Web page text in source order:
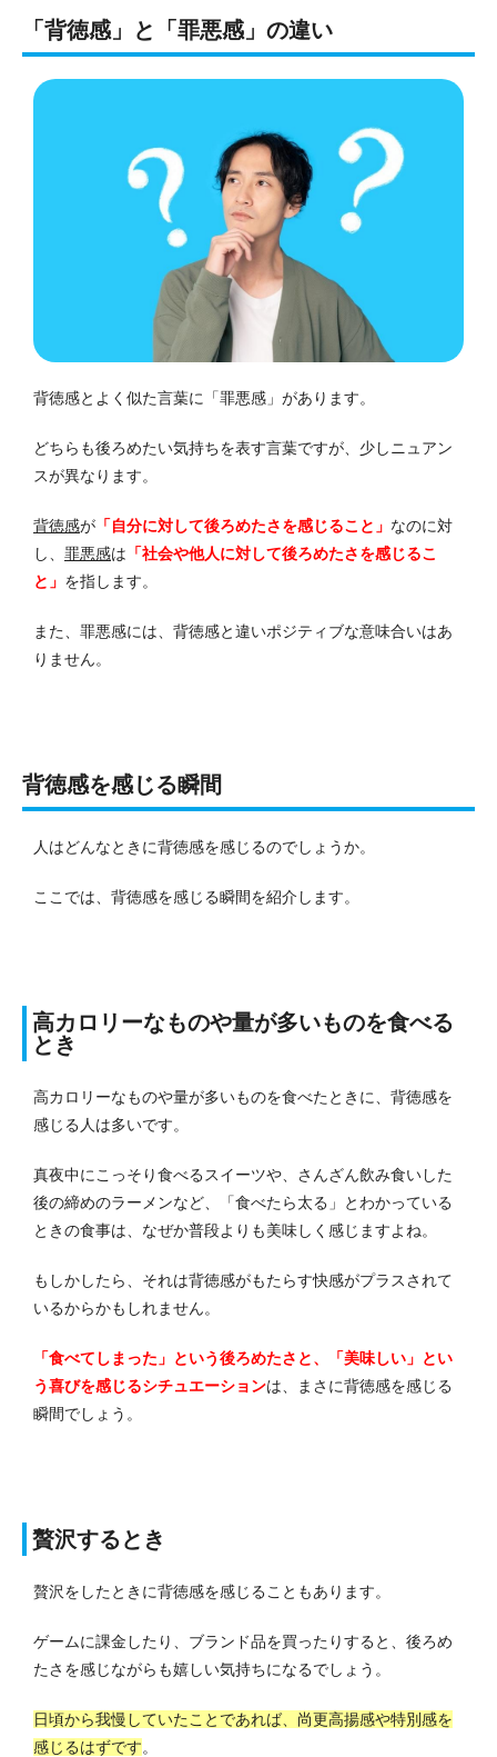
「背徳感」と「罪悪感」の違い
背徳感とよく似た言葉に「罪悪感」があります。
どちらも後ろめたい気持ちを表す言葉ですが、少しニュアン
スが異なります。
背徳感が 「自分に対して後ろめたさを感じること」 なのに対
し、 罪悪感は 「社会や他人に対して後ろめたさを感じるこ
と」 を指します。
また、罪悪感には、背徳感と違いポジティブな意味合いはあ
りません。
背徳感を感じる瞬間
人はどんなときに背徳感を感じるのでしょうか。
ここでは、背徳感を感じる瞬間を紹介します。
高カロリーなものや量が多いものを食べる
とき
高カロリーなものや量が多いものを食べたときに、背徳感を
感じる人は多いです。
真夜中にこっそり食べるスイーツや、さんざん飲み食いした
後の締めのラーメンなど、「食べたら太る」とわかっている
ときの食事は、なぜか普段よりも美味しく感じますよね。
もしかしたら、それは背徳感がもたらす快感がプラスされて
いるからかもしれません。
「食べてしまった」という後ろめたさと、「美味しい」とい
う喜びを感じるシチュエーションは、まさに背徳感を感じる
瞬間でしょう。
贅沢するとき
贅沢をしたときに背徳感を感じることもあります。
ゲームに課金したり、ブランド品を買ったりすると、後ろめ
たさを感じながらも嬉しい気持ちになるでしょう。
日頃から我慢していたことであれば、尚更高揚感や特別感を
感じるはずです。